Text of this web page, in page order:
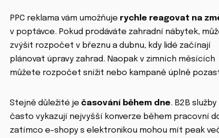
PPC reklama vám umožňuje rychle reagovat na
v poptávce. Pokud prodáváte zahradní nábytek,
zvýšit rozpočet v březnu a dubnu, kdy lidé začínají
plánovat úpravy zahrad. Naopak v zimních měsících
můžete rozpočet snížit nebo kampaně úplně
Stejně důležité je časování během dne. B2B služby
často vykazují nejvyšší konverze během pracovní
zatímco e-shopy s elektronikou mohou mít peak